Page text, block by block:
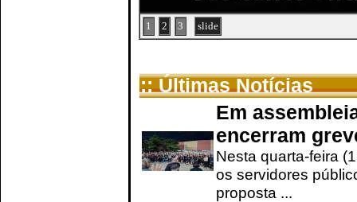
1 2 3 slide
:: Últimas Notícias
Em
encerram
Nesta quarta-feira
os servidores
proposta ...